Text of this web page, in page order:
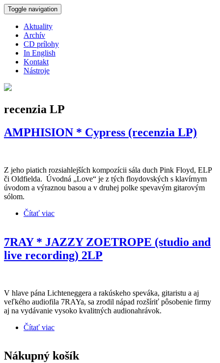
Skočiť na hlavný obsah
Toggle navigation
Aktuality
Archív
CD prílohy
In English
Kontakt
Nástroje
recenzia LP
AMPHISION * Cypress (recenzia LP)
Z jeho piatich rozsiahlejších kompozícii sála duch Pink Floyd, ELP
či Oldfielda. Úvodná „Love“ je z tých floydovských s klavírnym
úvodom a výraznou basou a v druhej polke spevavým gitarovým
sólom.
Čítať viac
7RAY * JAZZY ZOETROPE (studio and
live recording) 2LP
V hlave pána Lichteneggera a rakúskeho speváka, gitaristu a aj
veľkého audiofila 7RAYa, sa zrodil nápad rozšíriť pôsobenie firmy
aj na vydávanie vysoko kvalitných audionahrávok.
Čítať viac
Nákupný košík